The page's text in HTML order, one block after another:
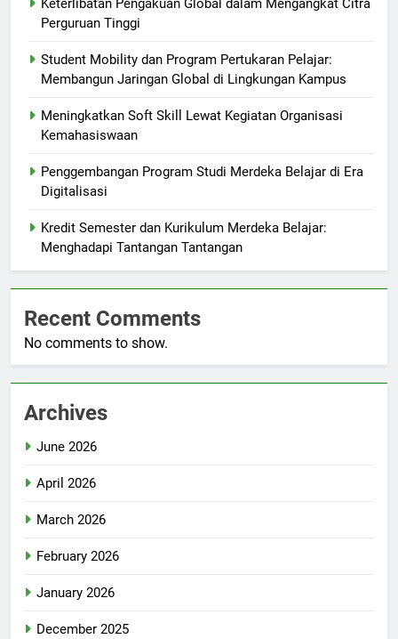
Keterlibatan Pengakuan Global dalam Mengangkat Citra
Perguruan Tinggi
Student Mobility dan Program Pertukaran Pelajar:
Membangun Jaringan Global di Lingkungan Kampus
Meningkatkan Soft Skill Lewat Kegiatan Organisasi
Kemahasiswaan
Penggembangan Program Studi Merdeka Belajar di Era
Digitalisasi
Kredit Semester dan Kurikulum Merdeka Belajar:
Menghadapi Tantangan Tantangan
Recent Comments
No comments to show.
Archives
June 2026
April 2026
March 2026
February 2026
January 2026
December 2025